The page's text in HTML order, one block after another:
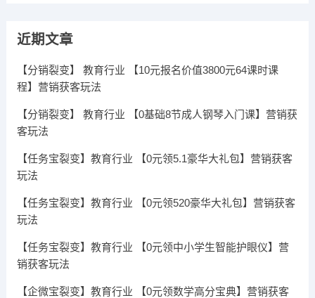
近期文章
【分销裂变】 教育行业 【10元报名价值3800元64课时课
程】营销获客玩法
【分销裂变】 教育行业 【0基础8节成人钢琴入门课】营销获
客玩法
【任务宝裂变】教育行业 【0元领5.1豪华大礼包】营销获客
玩法
【任务宝裂变】教育行业 【0元领520豪华大礼包】营销获客
玩法
【任务宝裂变】教育行业 【0元领中小学生智能护眼仪】营
销获客玩法
【企微宝裂变】教育行业 【0元领数学高分宝典】营销获客